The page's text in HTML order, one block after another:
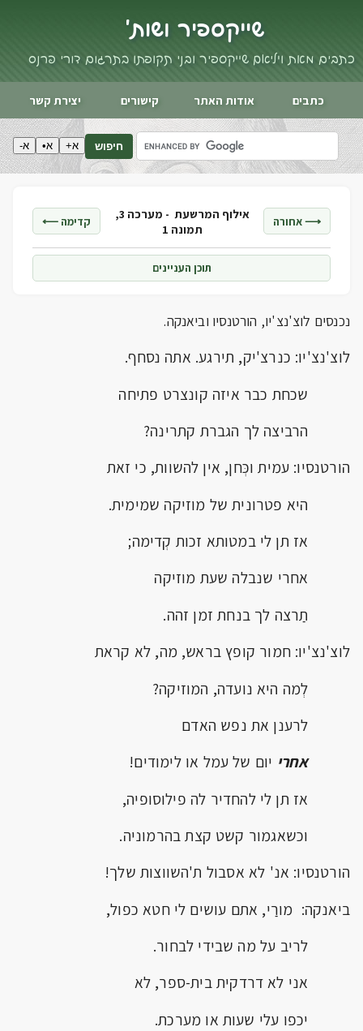
שייקספיר ושות'
כתבים מאת ויליאם שייקספיר ובני תקופתו בתרגום דורי פרנס
כתבים אודות האתר קישורים יצירת קשר
חיפוש א+ א• א-
⟶ אחורה אילוף המרשעת -
מערכה 3,
תמונה 1
קדימה ⟵
תוכן העניינים
נכנסים לוצ'נצ'יו, הורטנסיו וביאנקה.
לוצ'נצ'יו: כנרצ'יק, תירגע. אתה נסחף.
שכחת כבר איזה קונצרט פתיחה
הרביצה לך הגברת קתרינה?
הורטנסיו: עמית וכְּחן, אין להשוות, כי זאת
היא פטרונית של מוזיקה שמימית.
אז תן לי במטותא זכות קְדימה;
אחרי שנבלה שעת מוזיקה
תַרצה לך בנחת זמן זהה.
לוצ'נצ'יו: חמור קופץ בראש, מה, לא קראת
לְמה היא נועדה, המוזיקה?
לרענן את נפש האדם
אחרי יום של עמל או לימודים!
אז תן לי להחדיר לה פילוסופיה,
וכשאגמור קשט קצת בהרמוניה.
הורטנסיו: אנ' לא אסבול ת'השווצות שלך!
ביאנקה: מורַי, אתם עושים לי חטא כפול,
לריב על מה שבידי לבחור.
אני לא דרדקית בית-ספר, לא
יכפו עלי שעות או מערכת.